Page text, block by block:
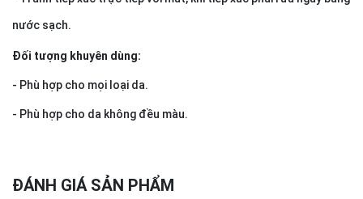
nước sạch.
Đối tượng khuyên dùng:
- Phù hợp cho mọi loại da.
- Phù hợp cho da không đều màu.
ĐÁNH GIÁ SẢN PHẨM